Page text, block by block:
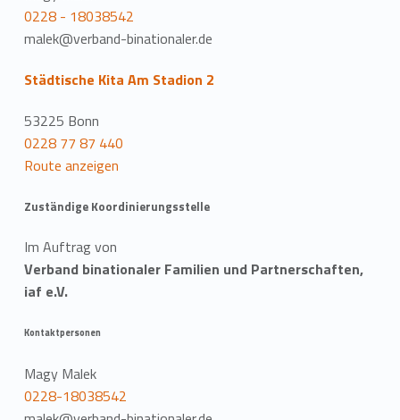
0228 - 18038542
malek@verband-binationaler.de
Städtische Kita Am Stadion 2
53225 Bonn
0228 77 87 440
Route anzeigen
Zuständige Koordinierungsstelle
Im Auftrag von
Verband binationaler Familien und Partnerschaften,
iaf e.V.
Kontaktpersonen
Magy Malek
0228-18038542